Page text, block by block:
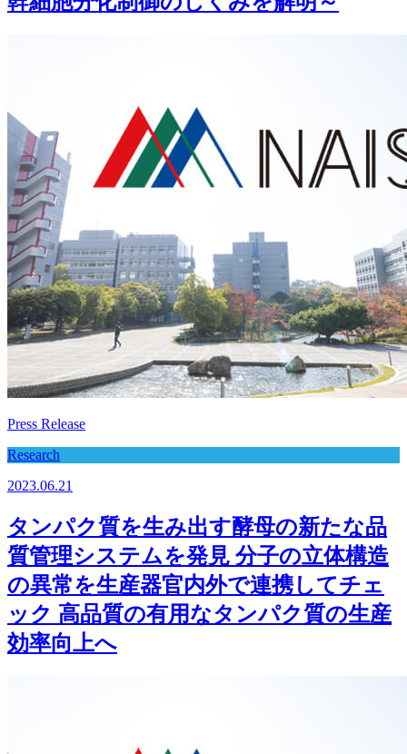
Press Release
Research
2023.06.21
タンパク質を生み出す酵母の新たな品
質管理システムを発見 分子の立体構造
の異常を生産器官内外で連携してチェ
ック 高品質の有用なタンパク質の生産
効率向上へ